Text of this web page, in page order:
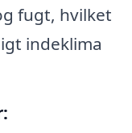
fugt, hvilket
indeklima